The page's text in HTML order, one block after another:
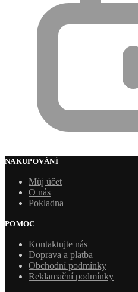
NAKUPOVÁNÍ
Můj účet
O nás
Pokladna
POMOC
Kontaktujte nás
Doprava a platba
Obchodní podmínky
Reklamační podmínky